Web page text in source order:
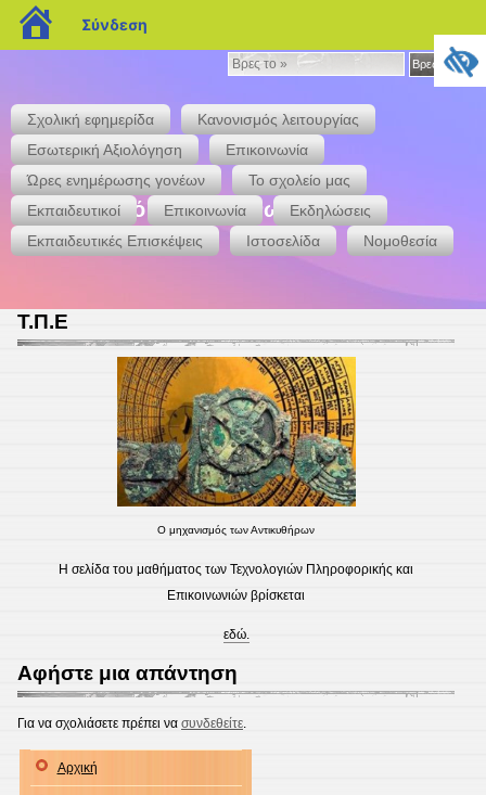
Βρες
»
Βρες το »
Σχολική εφημερίδα
Κανονισμός λειτουργίας
Εσωτερική Αξιολόγηση
Επικοινωνία
Ώρες ενημέρωσης γονέων
Το σχολείο μας
Εκπαιδευτικοί
Επικοινωνία
Εκδηλώσεις
Εκπαιδευτικές Επισκέψεις
Ιστοσελίδα Νομοθεσία
7ο Δημοτικό Σχολείο Άνω Λιοσίων
Τ.Π.Ε
Ο μηχανισμός των Αντικυθήρων
Η σελίδα του μαθήματος των Τεχνολογιών Πληροφορικής και
Επικοινωνιών βρίσκεται
εδώ.
Αφήστε μια απάντηση
Για να σχολιάσετε πρέπει να συνδεθείτε.
Αρχική
blogs.sch.gr
Σύνδεση